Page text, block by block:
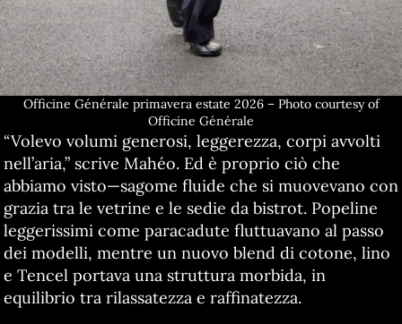
Officine Générale primavera estate 2026 – Photo courtesy of
Officine Générale
“Volevo volumi generosi, leggerezza, corpi avvolti
nell’aria,” scrive Mahéo. Ed è proprio ciò che
abbiamo visto—sagome fluide che si muovevano con
grazia tra le vetrine e le sedie da bistrot. Popeline
leggerissimi come paracadute fluttuavano al passo
dei modelli, mentre un nuovo blend di cotone, lino
e Tencel portava una struttura morbida, in
equilibrio tra rilassatezza e raffinatezza.